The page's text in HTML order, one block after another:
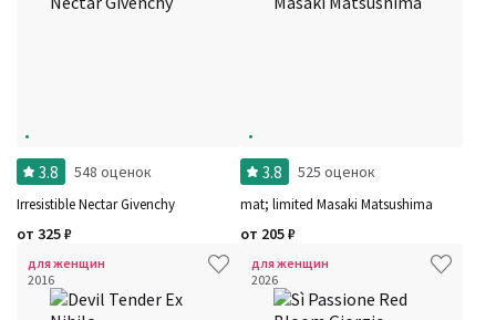
3.8 548 оценок
Irresistible Nectar Givenchy
от 325₽
3.8 525 оценок
mat; limited Masaki Matsushima
от 205₽
для женщин
2016
для женщин
2026